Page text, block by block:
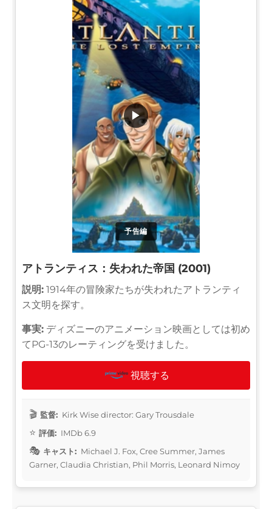
予告編
▶
アトランティス：失われた帝国 (2001)
説明: 1914年の冒険家たちが失われたアトランティ
ス文明を探す。
事実: ディズニーのアニメーション映画としては初め
てPG-13のレーティングを受けました。
視聴する
監督: Kirk Wise director: Gary Trousdale
評価: IMDb 6.9
キャスト: Michael J. Fox, Cree Summer, James
Garner, Claudia Christian, Phil Morris, Leonard Nimoy